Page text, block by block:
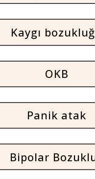
Kaygı
OKB
Panik atak
Bipolar